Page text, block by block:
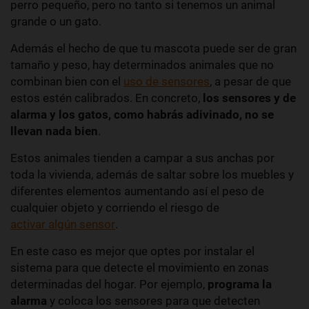
perro pequeño, pero no tanto si tenemos un animal
grande o un gato.
Además el hecho de que tu mascota puede ser de gran
tamaño y peso, hay determinados animales que no
combinan bien con el uso de sensores, a pesar de que
estos estén calibrados. En concreto, los sensores y de
alarma y los gatos, como habrás adivinado, no se
llevan nada bien .
Estos animales tienden a campar a sus anchas por
toda la vivienda, además de saltar sobre los muebles y
diferentes elementos aumentando así el peso de
cualquier objeto y corriendo el riesgo de
activar algún sensor.
En este caso es mejor que optes por instalar el
sistema para que detecte el movimiento en zonas
determinadas del hogar. Por ejemplo, programa la
alarma y coloca los sensores para que detecten